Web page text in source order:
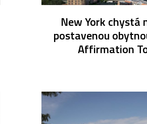
New York chystá
postavenou
Affirmation